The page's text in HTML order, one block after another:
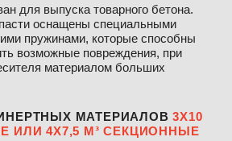
для выпуска товарного бетона.
оснащены специальными
пружинами, которые способны
возможные повреждения, при
материалом больших
МАТЕРИАЛОВ3Х10
ИЛИ 4Х7,5 М³ СЕКЦИОННЫЕ